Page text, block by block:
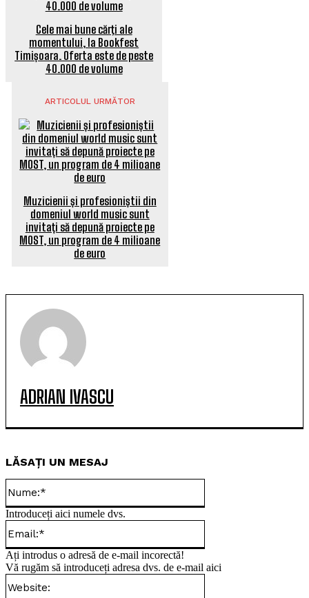
Cele mai bune cărţi ale
momentului, la Bookfest
Timișoara. Oferta este de peste
40.000 de volume
ARTICOLUL URMĂTOR
Muzicienii și profesioniștii din
domeniul world music sunt
invitați să depună proiecte pe
MOST, un program de 4 milioane
de euro
ADRIAN IVASCU
LĂSAȚI UN MESAJ
Introduceți aici numele dvs.
Ați introdus o adresă de e-mail incorectă!
Vă rugăm să introduceți adresa dvs. de e-mail aici